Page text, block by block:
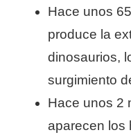
Hace unos
produce la
dinosaurios,
surgimiento
Hace unos 2
aparecen los